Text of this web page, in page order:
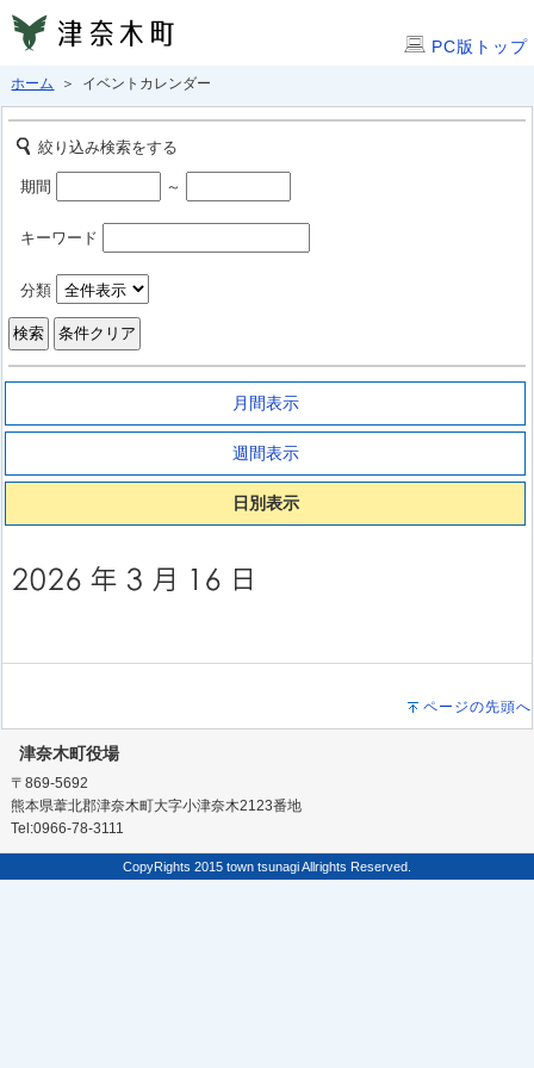
PC版トップ
ホーム ＞ イベントカレンダー
絞り込み検索をする
期間 ～
キーワード
分類
月間表示
週間表示
日別表示
ページの先頭へ
津奈木町役場
〒869-5692
熊本県葦北郡津奈木町大字小津奈木2123番地
Tel:0966-78-3111
CopyRights 2015 town tsunagi Allrights Reserved.